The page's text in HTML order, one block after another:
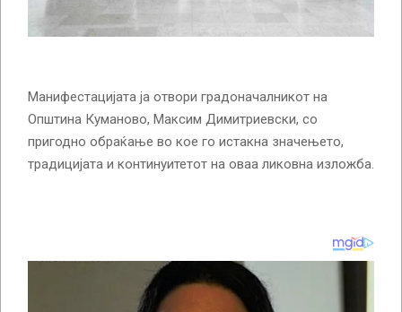
Манифестацијата ја отвори градоначалникот на
Општина Куманово, Максим Димитриевски, со
пригодно обраќање во кое го истакна значењето,
традицијата и континуитетот на оваа ликовна изложба.